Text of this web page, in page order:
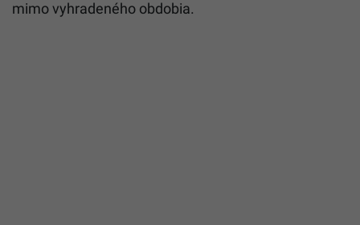
mimo vyhradeného obdobia.